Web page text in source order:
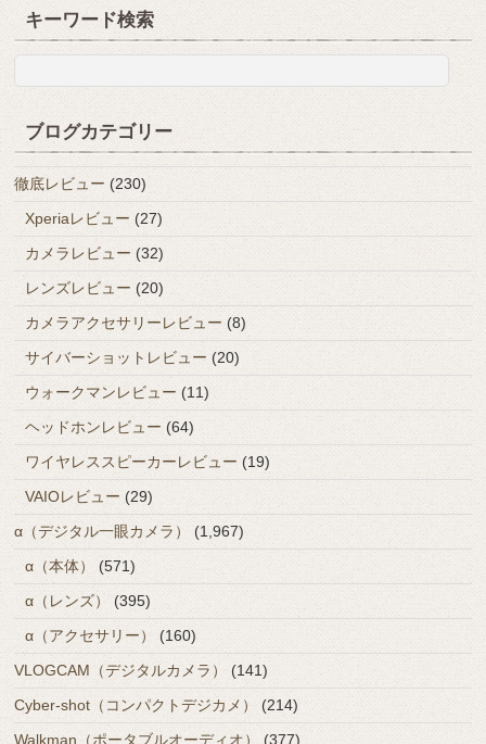
キーワード検索
ブログカテゴリー
徹底レビュー (230)
Xperiaレビュー (27)
カメラレビュー (32)
レンズレビュー (20)
カメラアクセサリーレビュー (8)
サイバーショットレビュー (20)
ウォークマンレビュー (11)
ヘッドホンレビュー (64)
ワイヤレススピーカーレビュー (19)
VAIOレビュー (29)
α（デジタル一眼カメラ）
(1,967)
α（本体）
(571)
α（レンズ）
(395)
α（アクセサリー）
(160)
VLOGCAM（デジタルカメラ）
(141)
Cyber-shot（コンパクトデジカメ）
(214)
Walkman（ポータブルオーディオ）
(377)